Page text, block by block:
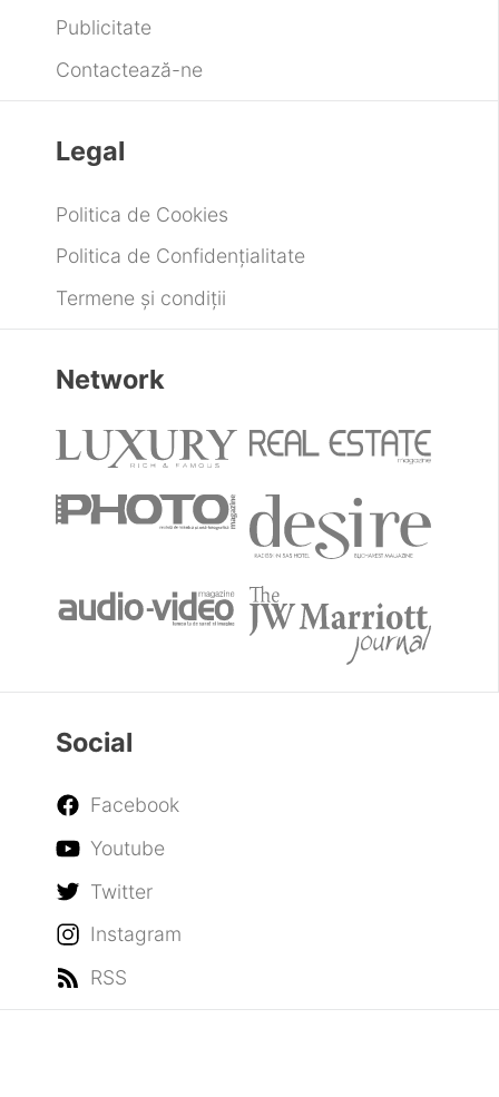
Publicitate
Contactează-ne
Legal
Politica de Cookies
Politica de Confidențialitate
Termene și condiții
Network
Social
Facebook
Youtube
Twitter
Instagram
RSS